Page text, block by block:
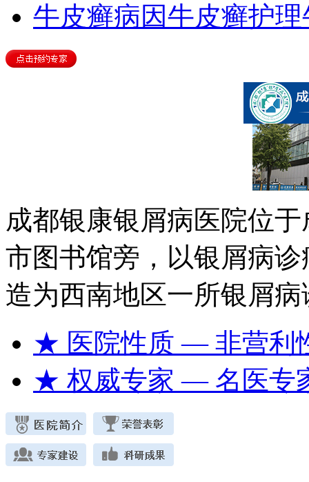
牛皮癣病因牛皮癣护理
成都银康银屑病医院位
市图书馆旁，以银屑病
造为西南地区一所银屑
★ 医院性质— 非营利
★ 权威专家— 名医专